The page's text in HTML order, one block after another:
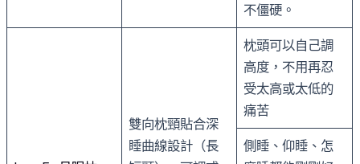
不僵硬。
雙向枕頸貼合深
睡曲線設計（長
枕頭可以自己調
高度，不用再忍
受太高或太低的
痛苦
側睡、仰睡、怎